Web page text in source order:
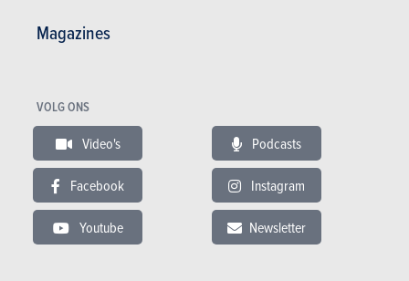
Magazines
VOLG ONS
Video's Podcasts
Facebook Instagram
Youtube Newsletter
2.800 €
12/2002
219 pk
Co2